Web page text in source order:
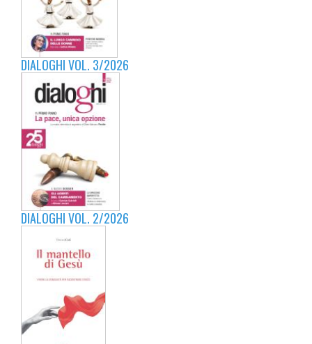
DIALOGHI VOL. 3/2026
DIALOGHI VOL. 2/2026